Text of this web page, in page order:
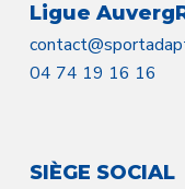
Ligue
04 74 19 16 16
SIÈGE SOCIAL